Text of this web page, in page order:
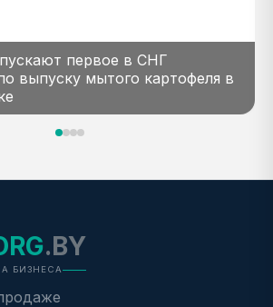
первое в СНГ
выпуску мытого картофеля в
.BY
БИЗНЕСА